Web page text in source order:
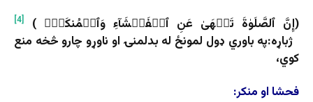
(إِنَّ ٱلصَّلَوٰةَ تَنۡهَىٰ عَنِ ٱلۡفَحۡشَآءِ وَٱلۡمُنكَرِۗ )
[4]
ژباړه:په باوري ډول لمونځ له بدلمنۍ او ناوړو چارو څخه منع
كوي،
فحشا او منکر: